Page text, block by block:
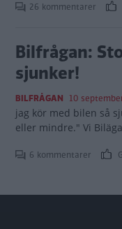
26 kommentarer
Bilfrågan:
sjunker!
BILFRÅGAN 10
jag kör med bilen så
eller mindre." Vi
6 kommentarer